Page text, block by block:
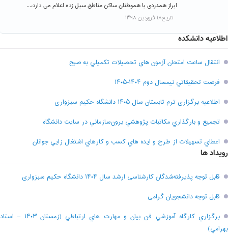
ابراز همدردی با هموطنان ساکن مناطق سیل زده اعلام می دارد،...
تاریخ۱۸ فروردین ۱۳۹۸
اطلاعیه دانشکده
انتقال ساعت امتحان آزمون هاي تحصيلات تکميلي به صبح
فرصت تحقيقاتي نیمسال دوم ۱۴۰۴-۱۴۰۵
اطلاعیه برگزاری ترم تابستان سال ۱۴۰۵ دانشگاه حکیم سبزواری
تجميع و بارگذاري مکاتبات پژوهشي برون‌سازماني در سايت دانشگاه
اعطاي تسهيلات از طرح و ايده هاي کسب و کارهاي اشتغال زايي جوانان
رویداد ها
قابل توجه پذیرفته‌شدگان کارشناسی ارشد سال ۱۴۰۴ دانشگاه حکیم سبزواری
قابل توجه دانشجویان گرامی
برگزاري کارگاه آموزشي فن بيان و مهارت هاي ارتباطي (زمستان ۱۴۰۳ – استاد
بهرامي)